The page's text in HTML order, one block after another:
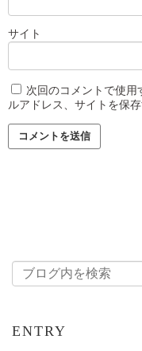
サイト
次回のコメントで使用
ルアドレス、サイトを保存
ENTRY